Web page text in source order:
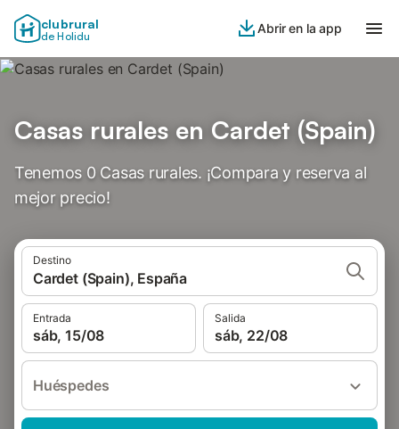
clubrural
de Holidu
Abrir en la app
Casas rurales en Cardet (Spain)
Tenemos 0 Casas rurales. ¡Compara y reserva al
mejor precio!
Destino
Cardet (Spain), España
Entrada
sáb, 15/08
Salida
sáb, 22/08
Huéspedes